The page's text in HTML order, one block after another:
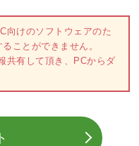
向けのソフトウェアのた
ことができません。
共有して頂き、PCからダ